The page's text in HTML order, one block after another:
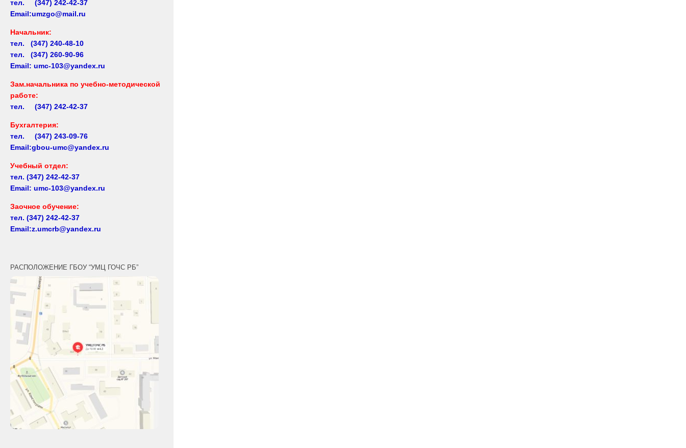
тел. (347) 242-42-37
Email:umzgo@mail.ru
Начальник:
тел. (347) 240-48-10
тел. (347) 260-90-96
Email: umc-103@yandex.ru
Зам.начальника по учебно-методической
работе:
тел. (347) 242-42-37
Бухгалтерия:
тел. (347) 243-09-76
Email:gbou-umc@yandex.ru
Учебный отдел:
тел. (347) 242-42-37
Email: umc-103@yandex.ru
Заочное обучение:
тел. (347) 242-42-37
Email:z.umcrb@yandex.ru
РАСПОЛОЖЕНИЕ ГБОУ “УМЦ ГОЧС РБ”